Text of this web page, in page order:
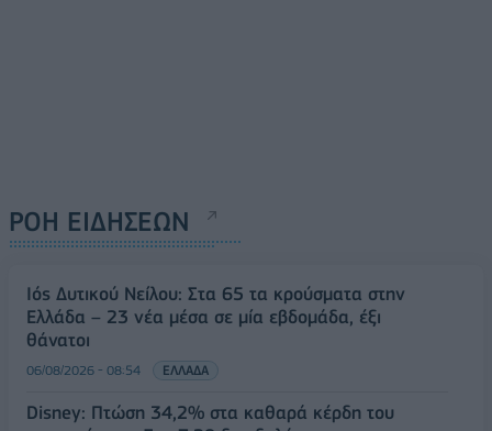
ΡΟΗ ΕΙΔΗΣΕΩΝ
Ιός Δυτικού Νείλου: Στα 65 τα κρούσματα στην
Ελλάδα – 23 νέα μέσα σε μία εβδομάδα, έξι
θάνατοι
06/08/2026 - 08:54 ΕΛΛΑΔΑ
Disney: Πτώση 34,2% στα καθαρά κέρδη του